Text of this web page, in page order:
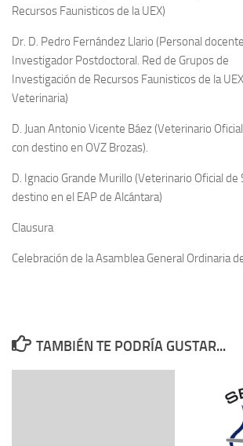
Recursos Faunisticos de la UEX)
Dr. D. Pedro Fernández Llario (Personal
Investigador Postdoctoral. Red de Grupos de
Investigación de Recursos Faunisticos de la
Veterinaria)
D. Juan Antonio Vicente Báez(Veterinario
con destino en OVZ Brozas).
D. Ignacio Grande Murillo (Veterinario Oficial de
destino en el EAP de Alcántara)
Clausura
Celebración de la Asamblea General Ordinaria
TAMBIÉN TE PODRÍA GUSTAR...